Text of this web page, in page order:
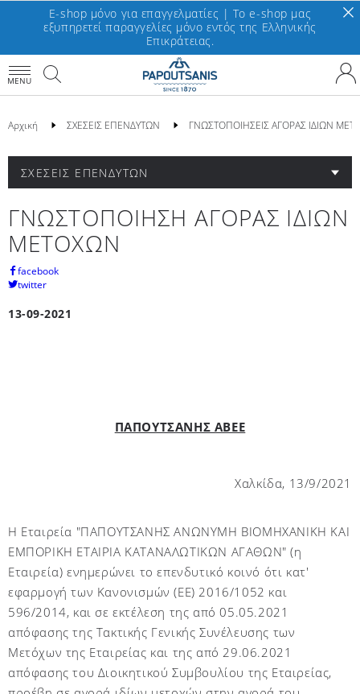
E-shop μόνο για επαγγελματίες | To e-shop μας
εξυπηρετεί παραγγελίες μόνο εντός της Ελληνικής
Επικράτειας.
MENU
Αρχική ΣΧΕΣΕΙΣ ΕΠΕΝΔΥΤΩΝ ΓΝΩΣΤΟΠΟΙΗΣΕΙΣ ΑΓΟΡΑΣ ΙΔΙΩΝ
ΣΧΕΣΕΙΣ ΕΠΕΝΔΥΤΩΝ
ΓΝΩΣΤΟΠΟΙΗΣΗ ΑΓΟΡΑΣ ΙΔΙΩΝ
ΜΕΤΟΧΩΝ
facebook
twitter
13-09-2021
ΠΑΠΟΥΤΣΑΝΗΣ ΑΒΕΕ
Χαλκίδα, 13/9/2021
Η Εταιρεία "ΠΑΠΟΥΤΣΑΝΗΣ ΑΝΩΝΥΜΗ ΒΙΟΜΗΧΑΝΙΚΗ ΚΑΙ
ΕΜΠΟΡΙΚΗ ΕΤΑΙΡΙΑ ΚΑΤΑΝΑΛΩΤΙΚΩΝ ΑΓΑΘΩΝ" (η
Εταιρεία) ενημερώνει το επενδυτικό κοινό ότι κατ'
εφαρμογή των Κανονισμών (ΕΕ) 2016/1052 και
596/2014, και σε εκτέλεση της από 05.05.2021
απόφασης της Τακτικής Γενικής Συνέλευσης των
Μετόχων της Εταιρείας και της από 29.06.2021
απόφασης του Διοικητικού Συμβουλίου της Εταιρείας,